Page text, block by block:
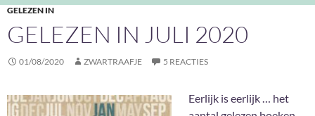
GELEZEN IN
GELEZEN IN JULI 2020
01/08/2020 ZWARTRAAFJE 5 REACTIES
Eerlijk is eerlijk … het